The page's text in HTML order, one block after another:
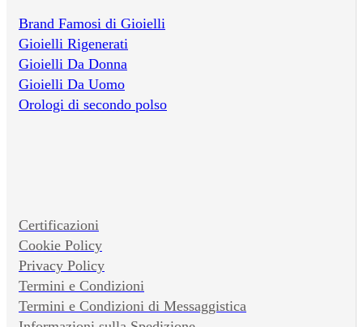
Brand Famosi di Gioielli
Gioielli Rigenerati
Gioielli Da Donna
Gioielli Da Uomo
Orologi di secondo polso
Certificazioni
Cookie Policy
Privacy Policy
Termini e Condizioni
Termini e Condizioni di Messaggistica